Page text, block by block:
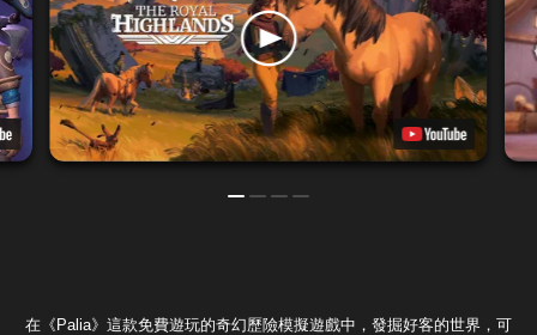
在《Palia》這款免費遊玩的奇幻歷險模擬遊戲中，發掘好客的世界，可